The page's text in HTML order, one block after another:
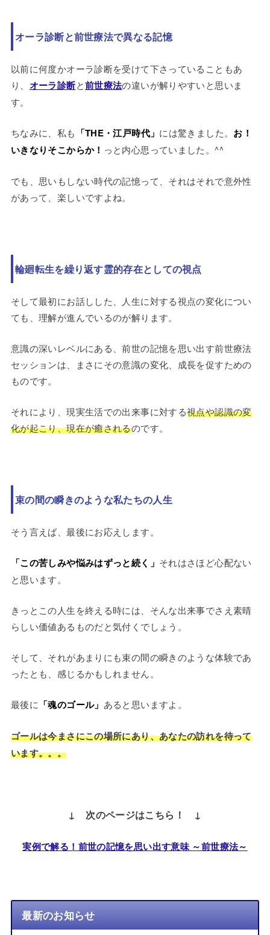
オーラ診断と前世療法で異なる記憶
以前に何度かオーラ診断を受けて下さっていることもあ
り、 オーラ診断と前世療法の違いが解りやすいと思いま
す。
ちなみに、私も 「THE・江戸時代」 には驚きました。 お！
いきなりそこからか！ っと内心思っていました。^^
でも、思いもしない時代の記憶って、それはそれで意外性
があって、楽しいですよね。
輪廻転生を繰り返す霊的存在としての視点
そして最初にお話しした、人生に対する視点の変化につい
ても、理解が進んでいるのが解ります。
意識の深いレベルにある、前世の記憶を思い出す前世療法
セッションは、まさにその意識の変化、成長を促すための
ものです。
それにより、現実生活での出来事に対する視点や認識の変
化が起こり、現在が癒されるのです。
束の間の瞬きのような私たちの人生
そう言えば、最後にお応えします。
「この苦しみや悩みはずっと続く」 それはさほど心配ない
と思います。
きっとこの人生を終える時には、そんな出来事でさえ素晴
らしい価値あるものだと気付くでしょう。
そして、それがあまりにも束の間の瞬きのような体験であ
ったとも、感じるかもしれません。
最後に 「魂のゴール」 あると思いますよ。
ゴールは今まさにこの場所にあり、あなたの訪れを待って
います。。。
↓ 次のページはこちら！ ↓
実例で解る！前世の記憶を思い出す意味 ～前世療法～
最新のお知らせ